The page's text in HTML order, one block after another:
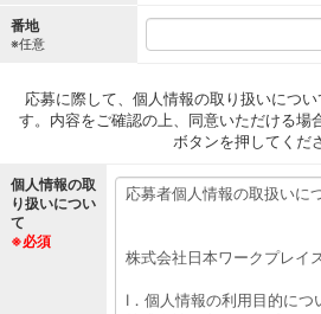
番地
※任意
応募に際して、個人情報の取り扱いにつ
す。内容をご確認の上、同意いただける場
ボタンを押してくだ
個人情報の取
り扱いについ
て
※必須